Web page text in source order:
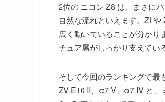
2位の ニコン Z8 は、まさに
自然な流れといえます。Zf
広く動いていることが分かり
チュア層がしっかり支えてい
そして今回のランキングで最
ZV-E10 II、α7 V、α7 IV と、